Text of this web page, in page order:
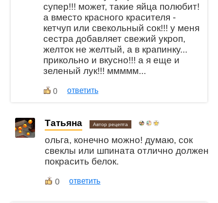
супер!!! может, такие яйца полюбит!
а вместо красного красителя -
кетчуп или свекольный сок!!! у меня
сестра добавляет свежий укроп,
желток не желтый, а в крапинку...
прикольно и вкусно!!! а я еще и
зеленый лук!!! ммммм...
0 ответить
Татьяна Автор рецепта
ольга, конечно можно! думаю, сок
свеклы или шпината отлично должен
покрасить белок.
0 ответить